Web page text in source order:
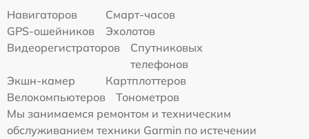
Навигаторов
Смарт-часов
GPS-ошейников
Эхолотов
Видеорегистраторов
Спутниковых
телефонов
Экшн-камер
Картплоттеров
Велокомпьютеров
Тонометров
Мы занимаемся ремонтом и техническим
обслуживанием техники Garmin по истечении